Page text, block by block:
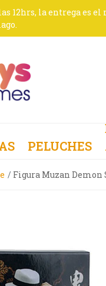
12hrs, la entrega es
PELUCHES
Figura Muzan